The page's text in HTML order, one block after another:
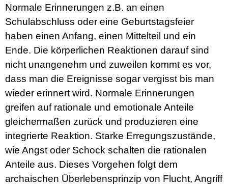
Normale Erinnerungen z.B. an einen
Schulabschluss oder eine Geburtstagsfeier
haben einen Anfang, einen Mittelteil und ein
Ende. Die körperlichen Reaktionen darauf sind
nicht unangenehm und zuweilen kommt es vor,
dass man die Ereignisse sogar vergisst bis man
wieder erinnert wird. Normale Erinnerungen
greifen auf rationale und emotionale Anteile
gleichermaßen zurück und produzieren eine
integrierte Reaktion. Starke Erregungszustände,
wie Angst oder Schock schalten die rationalen
Anteile aus. Dieses Vorgehen folgt dem
archaischen Überlebensprinzip von Flucht, Angriff